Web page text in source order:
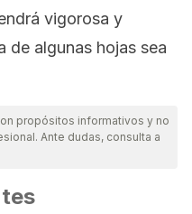
vigorosa y
de algunas hojas sea
propósitos informativos y no
Ante dudas, consulta a